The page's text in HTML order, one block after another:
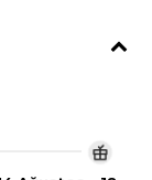
iade
, Resim